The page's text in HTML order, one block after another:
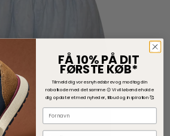
FÅ 10% PÅ DIT
FØRSTE KØB*
Tilmeld dig vores nyhedsbrev og modtag din
rabatkode med det samme 😊Vi vil løbende holde
dig opdateret med nyheder, tilbud og inspiration 🥰